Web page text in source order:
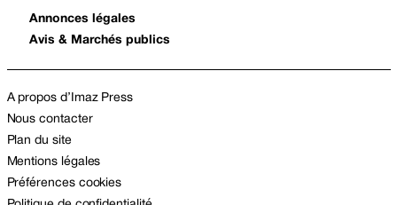
Annonces légales
Avis & Marchés publics
A propos d’Imaz Press
Nous contacter
Plan du site
Mentions légales
Préférences cookies